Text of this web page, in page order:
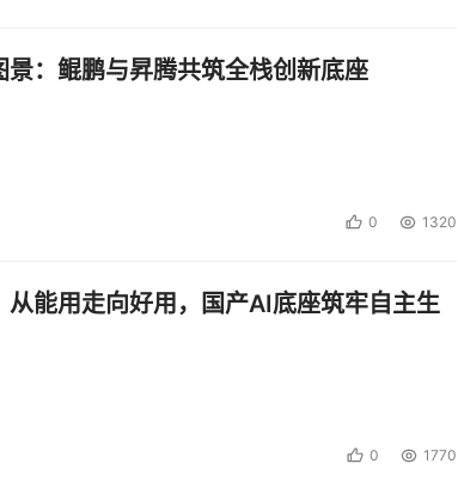
：鲲鹏与昇腾共筑全栈创新底座
0 1320
从能用走向好用，国产AI底座筑牢自主生
0 1770